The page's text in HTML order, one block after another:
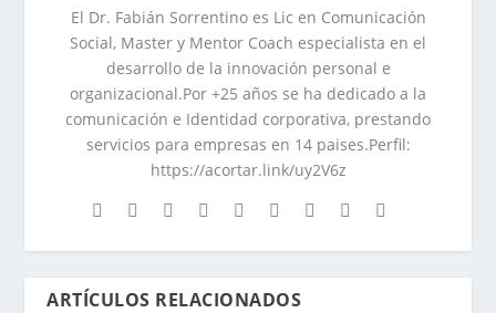
El Dr. Fabián Sorrentino es Lic en Comunicación
Social, Master y Mentor Coach especialista en el
desarrollo de la innovación personal e
organizacional.Por +25 años se ha dedicado a la
comunicación e Identidad corporativa, prestando
servicios para empresas en 14 paises.Perfil:
https://acortar.link/uy2V6z
ARTÍCULOS RELACIONADOS